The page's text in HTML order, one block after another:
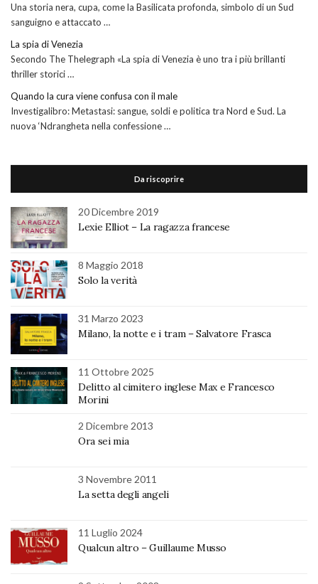
Una storia nera, cupa, come la Basilicata profonda, simbolo di un Sud
sanguigno e attaccato …
La spia di Venezia
Secondo The Thelegraph «La spia di Venezia è uno tra i più brillanti
thriller storici …
Quando la cura viene confusa con il male
Investigalibro: Metastasi: sangue, soldi e politica tra Nord e Sud. La
nuova ‘Ndrangheta nella confessione …
Da riscoprire
20 Dicembre 2019
Lexie Elliot – La ragazza francese
8 Maggio 2018
Solo la verità
31 Marzo 2023
Milano, la notte e i tram – Salvatore Frasca
11 Ottobre 2025
Delitto al cimitero inglese Max e Francesco
Morini
2 Dicembre 2013
Ora sei mia
3 Novembre 2011
La setta degli angeli
11 Luglio 2024
Qualcun altro – Guillaume Musso